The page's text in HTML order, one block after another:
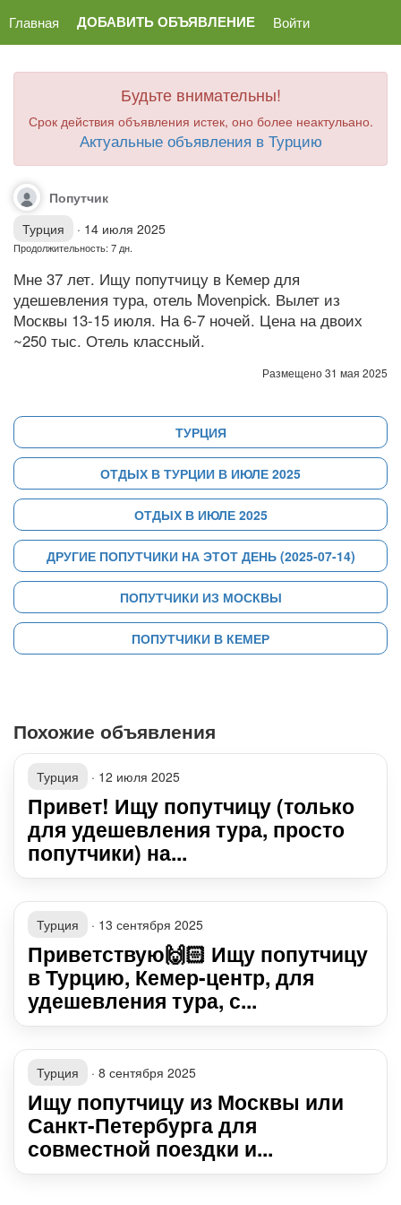
Главная ДОБАВИТЬ ОБЪЯВЛЕНИЕ Войти
Будьте внимательны!
Срок действия объявления истек, оно более неактульано.
Актуальные объявления в Турцию
Попутчик
Турция
· 14 июля 2025
Продолжительность: 7 дн.
Мне 37 лет. Ищу попутчицу в Кемер для
удешевления тура, отель Movenpick. Вылет из
Москвы 13-15 июля. На 6-7 ночей. Цена на двоих
~250 тыс. Отель классный.
Размещено 31 мая 2025
ТУРЦИЯ
ОТДЫХ В ТУРЦИИ В ИЮЛЕ 2025
ОТДЫХ В ИЮЛЕ 2025
ДРУГИЕ ПОПУТЧИКИ НА ЭТОТ ДЕНЬ (2025-07-14)
ПОПУТЧИКИ ИЗ МОСКВЫ
ПОПУТЧИКИ В КЕМЕР
Похожие объявления
Турция · 12 июля 2025
Привет! Ищу попутчицу (только
для удешевления тура, просто
попутчики) на...
Турция · 13 сентября 2025
Приветствую🙌🏻 Ищу попутчицу
в Турцию, Кемер-центр, для
удешевления тура, с...
Турция · 8 сентября 2025
Ищу попутчицу из Москвы или
Санкт-Петербурга для
совместной поездки и...